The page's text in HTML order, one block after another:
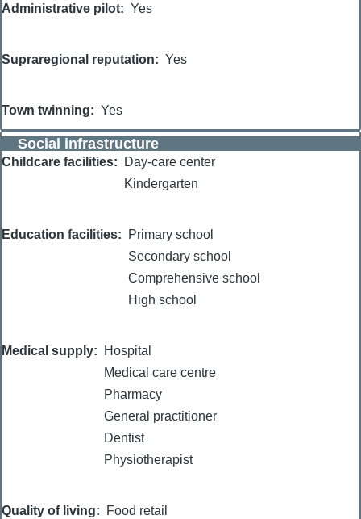
Administrative pilot Yes
Supraregional reputation Yes
Town twinning Yes
Social infrastructure
Childcare facilities
Day-care center
Kindergarten
Education facilities
Primary school
Secondary school
Comprehensive school
High school
Medical supply
Hospital
Medical care centre
Pharmacy
General practitioner
Dentist
Physiotherapist
Quality of living
Food retail